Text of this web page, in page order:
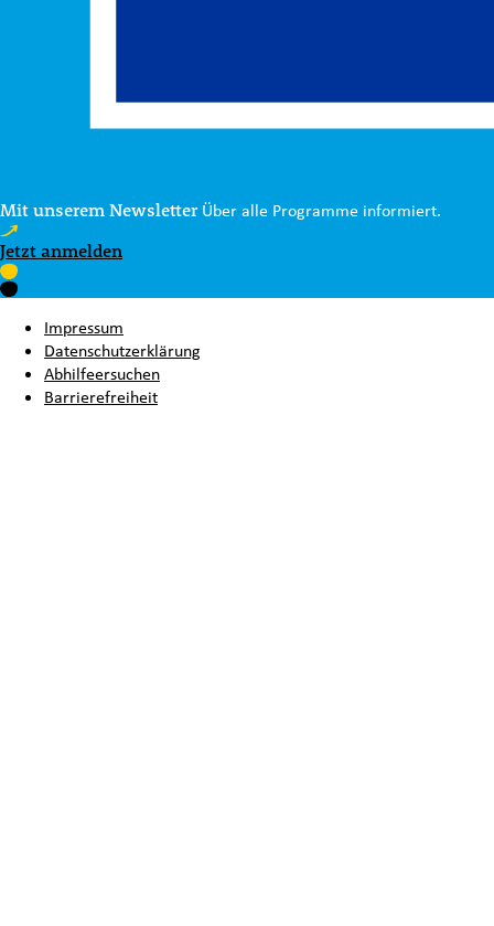
Mit unserem Newsletter Über alle Programme informiert.
Jetzt anmelden
Impressum
Datenschutzerklärung
Abhilfeersuchen
Barrierefreiheit